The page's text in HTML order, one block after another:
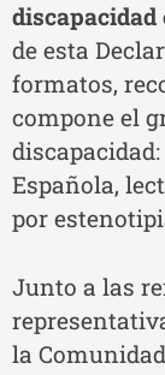
de esta
formatos,
compone el
Española,
por
Junto a las
la